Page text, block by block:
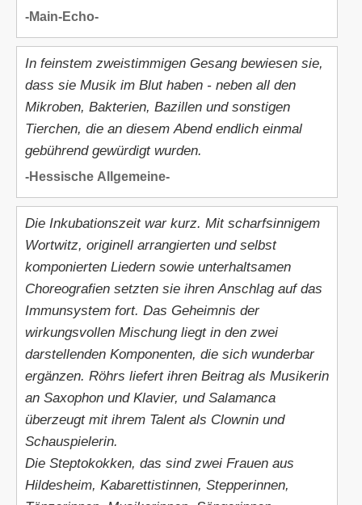
-Main-Echo-
In feinstem zweistimmigen Gesang bewiesen sie,
dass sie Musik im Blut haben - neben all den
Mikroben, Bakterien, Bazillen und sonstigen
Tierchen, die an diesem Abend endlich einmal
gebührend gewürdigt wurden.
-Hessische Allgemeine-
Die Inkubationszeit war kurz. Mit scharfsinnigem
Wortwitz, originell arrangierten und selbst
komponierten Liedern sowie unterhaltsamen
Choreografien setzten sie ihren Anschlag auf das
Immunsystem fort. Das Geheimnis der
wirkungsvollen Mischung liegt in den zwei
darstellenden Komponenten, die sich wunderbar
ergänzen. Röhrs liefert ihren Beitrag als Musikerin
an Saxophon und Klavier, und Salamanca
überzeugt mit ihrem Talent als Clownin und
Schauspielerin.
Die Steptokokken, das sind zwei Frauen aus
Hildesheim, Kabarettistinnen, Stepperinnen,